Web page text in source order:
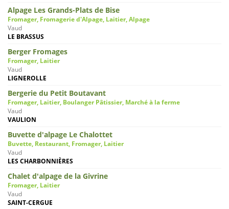
Alpage Les Grands-Plats de Bise
Fromager, Fromagerie d'Alpage, Laitier, Alpage
Vaud
LE BRASSUS
Berger Fromages
Fromager, Laitier
Vaud
LIGNEROLLE
Bergerie du Petit Boutavant
Fromager, Laitier, Boulanger Pâtissier, Marché à la ferme
Vaud
VAULION
Buvette d'alpage Le Chalottet
Buvette, Restaurant, Fromager, Laitier
Vaud
LES CHARBONNIÈRES
Chalet d'alpage de la Givrine
Fromager, Laitier
Vaud
SAINT-CERGUE